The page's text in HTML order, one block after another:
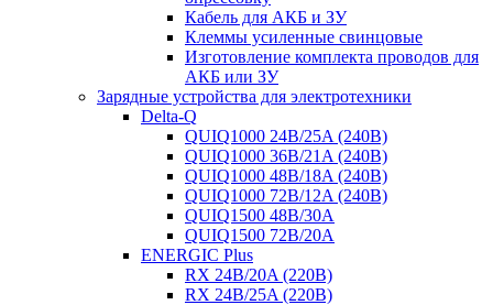
Кабель для АКБ и ЗУ
Клеммы усиленные свинцовые
Изготовление комплекта проводов для
АКБ или ЗУ
Зарядные устройства для электротехники
Delta-Q
QUIQ1000 24B/25A (240B)
QUIQ1000 36B/21A (240B)
QUIQ1000 48B/18A (240B)
QUIQ1000 72B/12A (240B)
QUIQ1500 48B/30A
QUIQ1500 72B/20A
ENERGIC Plus
RX 24B/20A (220B)
RX 24B/25A (220B)